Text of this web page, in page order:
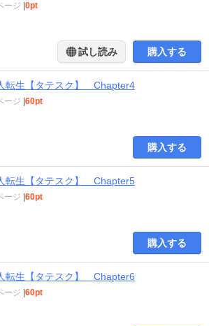
ージ 0pt
試し読み 購入する
転生【タテスク】 Chapter4
ージ 60pt
購入する
転生【タテスク】 Chapter5
ージ 60pt
購入する
転生【タテスク】 Chapter6
ージ 60pt